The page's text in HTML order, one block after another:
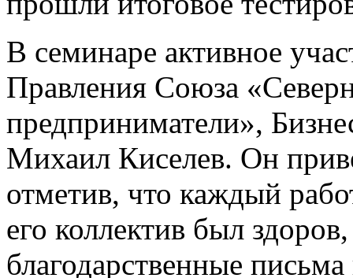
В семинаре активное
Правления Союза
предприниматели»,
Михаил Киселев. Он
отметив, что каждый
его коллектив был
благодарственные